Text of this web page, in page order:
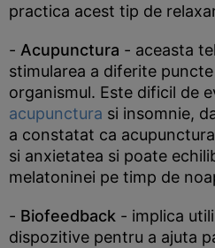
practica acest tip de
- Acupunctura - aceasta
stimularea a diferite
organismul. Este dificil de
acupunctura si insomnie,
a constatat ca
si anxietatea si poate
melatoninei pe timp de
- Biofeedback - implica
dispozitive pentru a ajuta